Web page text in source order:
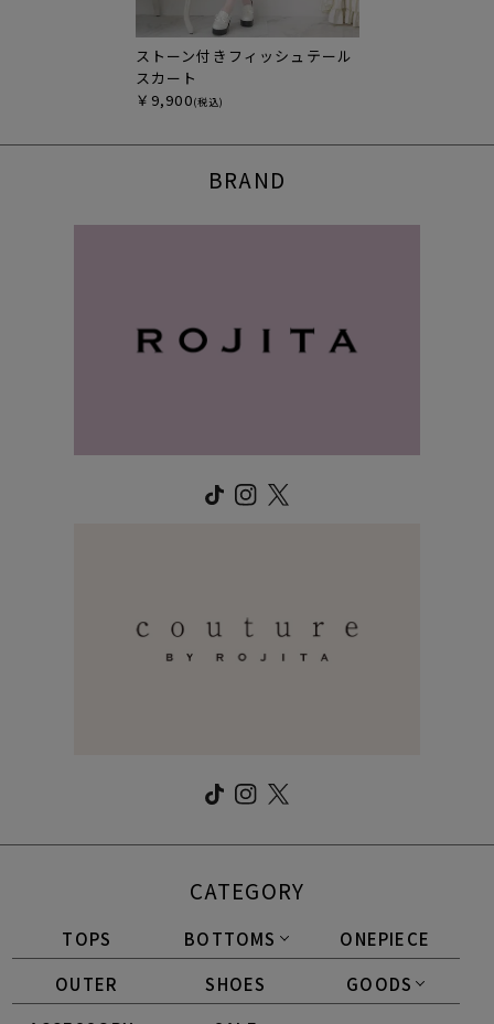
ストーン付きフィッシュテール
スカート
￥9,900(税込)
BRAND
CATEGORY
TOPS BOTTOMS
ONEPIECE
OUTER
SHOES
GOODS